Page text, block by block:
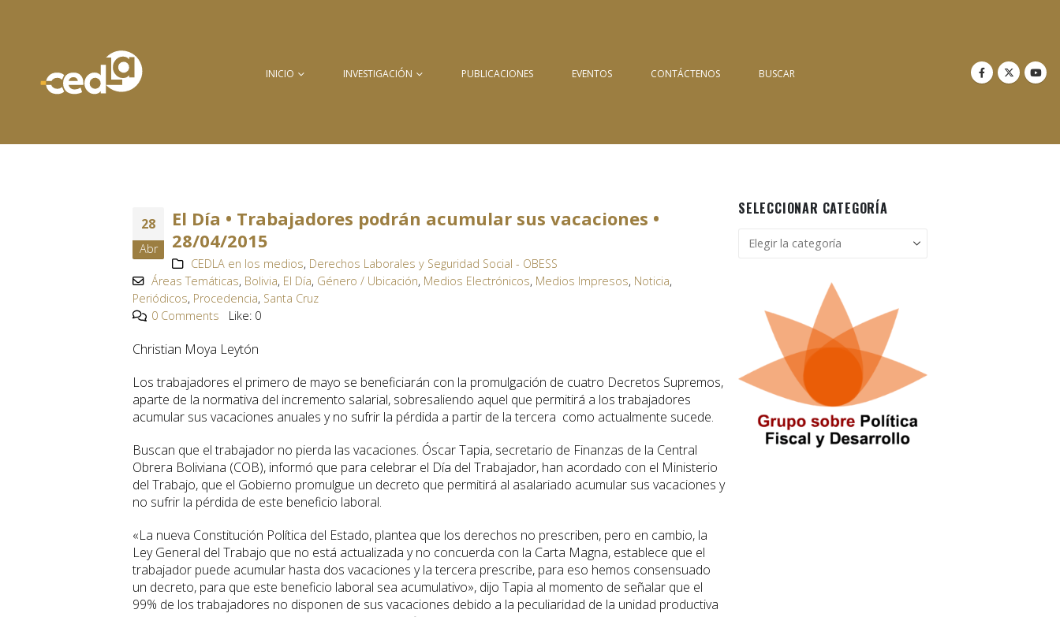
INICIO INVESTIGACIÓN PUBLICACIONES EVENTOS CONTÁCTENOS BUSCAR
28
Abr
El Día • Trabajadores podrán acumular sus vacaciones •
28/04/2015
CEDLA en los medios, Derechos Laborales y Seguridad Social - OBESS
Áreas Temáticas, Bolivia, El Día, Género / Ubicación, Medios Electrónicos, Medios Impresos, Noticia,
Periódicos, Procedencia, Santa Cruz
0 Comments
Like: 0
Christian Moya Leytón
Los trabajadores el primero de mayo se beneficiarán con la promulgación de cuatro Decretos Supremos,
aparte de la normativa del incremento salarial, sobresaliendo aquel que permitirá a los trabajadores
acumular sus vacaciones anuales y no sufrir la pérdida a partir de la tercera como actualmente sucede.
Buscan que el trabajador no pierda las vacaciones. Óscar Tapia, secretario de Finanzas de la Central
Obrera Boliviana (COB), informó que para celebrar el Día del Trabajador, han acordado con el Ministerio
del Trabajo, que el Gobierno promulgue un decreto que permitirá al asalariado acumular sus vacaciones y
no sufrir la pérdida de este beneficio laboral.
«La nueva Constitución Política del Estado, plantea que los derechos no prescriben, pero en cambio, la
Ley General del Trabajo que no está actualizada y no concuerda con la Carta Magna, establece que el
trabajador puede acumular hasta dos vacaciones y la tercera prescribe, para eso hemos consensuado
un decreto, para que este beneficio laboral sea acumulativo», dijo Tapia al momento de señalar que el
99% de los trabajadores no disponen de sus vacaciones debido a la peculiaridad de la unidad productiva
SELECCIONAR CATEGORÍA
Seleccionar
categoría